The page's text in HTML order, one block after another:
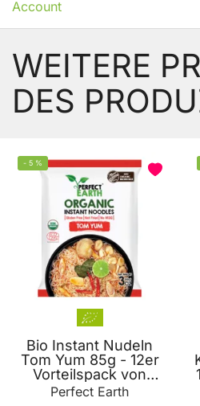
Account
WEITERE
DES
- 5 %
Bio Instant Nudeln
Tom Yum 85g - 12er
Vorteilspack von
Perfect Earth
Perfect Earth